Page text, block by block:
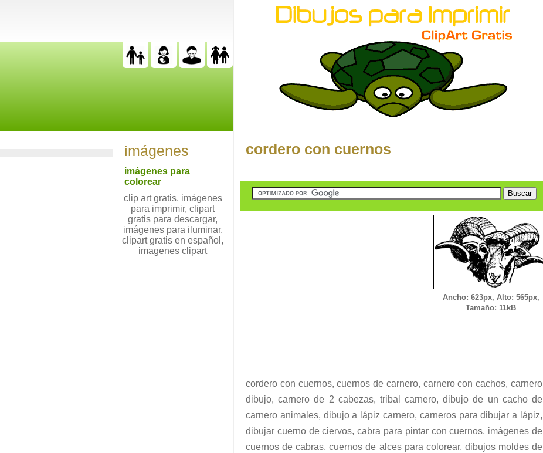
cordero con cuernos
Ancho: 623px, Alto: 565px,
Tamaño: 11kB
cordero con cuernos, cuernos de carnero, carnero con cachos, carnero
dibujo, carnero de 2 cabezas, tribal carnero, dibujo de un cacho de
carnero animales, dibujo a lápiz carnero, carneros para dibujar a lápiz,
dibujar cuerno de ciervos, cabra para pintar con cuernos, imágenes de
cuernos de cabras, cuernos de alces para colorear, dibujos moldes de
imágenes
imágenes para
colorear
clip art gratis, imágenes
para imprimir, clipart
gratis para descargar,
imágenes para iluminar,
clipart gratis en español,
imagenes clipart